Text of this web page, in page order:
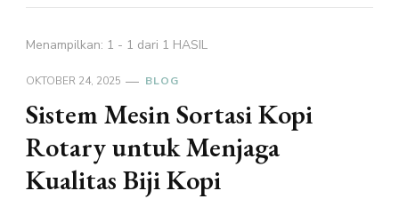
Menampilkan: 1 - 1 dari 1 HASIL
OKTOBER 24, 2025 BLOG
Sistem Mesin Sortasi Kopi
Rotary untuk Menjaga
Kualitas Biji Kopi